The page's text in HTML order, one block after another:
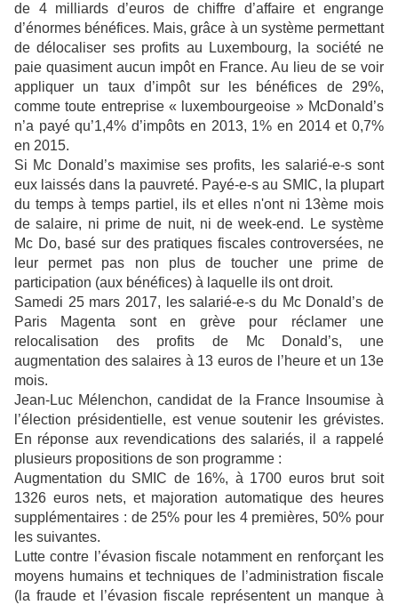
de 4 milliards d’euros de chiffre d’affaire et engrange
d’énormes bénéfices. Mais, grâce à un système permettant
de délocaliser ses profits au Luxembourg, la société ne
paie quasiment aucun impôt en France. Au lieu de se voir
appliquer un taux d’impôt sur les bénéfices de 29%,
comme toute entreprise « luxembourgeoise » McDonald’s
n’a payé qu’1,4% d’impôts en 2013, 1% en 2014 et 0,7%
en 2015.
Si Mc Donald’s maximise ses profits, les salarié-e-s sont
eux laissés dans la pauvreté. Payé-e-s au SMIC, la plupart
du temps à temps partiel, iIs et elles n'ont ni 13ème mois
de salaire, ni prime de nuit, ni de week-end. Le système
Mc Do, basé sur des pratiques fiscales controversées, ne
leur permet pas non plus de toucher une prime de
participation (aux bénéfices) à laquelle ils ont droit.
Samedi 25 mars 2017, les salarié-e-s du Mc Donald’s de
Paris Magenta sont en grève pour réclamer une
relocalisation des profits de Mc Donald’s, une
augmentation des salaires à 13 euros de l’heure et un 13e
mois.
Jean-Luc Mélenchon, candidat de la France Insoumise à
l’élection présidentielle, est venue soutenir les grévistes.
En réponse aux revendications des salariés, il a rappelé
plusieurs propositions de son programme :
Augmentation du SMIC de 16%, à 1700 euros brut soit
1326 euros nets, et majoration automatique des heures
supplémentaires : de 25% pour les 4 premières, 50% pour
les suivantes.
Lutte contre l’évasion fiscale notamment en renforçant les
moyens humains et techniques de l’administration fiscale
(la fraude et l’évasion fiscale représentent un manque à